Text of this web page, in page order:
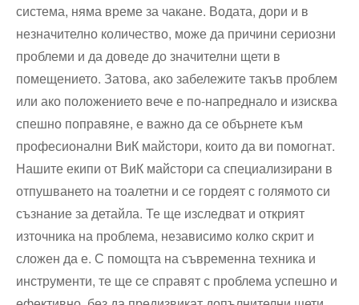
система, няма време за чакане. Водата, дори и в
незначително количество, може да причини сериозни
проблеми и да доведе до значителни щети в
помещението. Затова, ако забележите такъв проблем
или ако положението вече е по-напреднало и изисква
спешно поправяне, е важно да се обърнете към
професионални ВиК майстори, които да ви помогнат.
Нашите екипи от ВиК майстори са специализирани в
отпушването на тоалетни и се гордеят с голямото си
съзнание за детайла. Те ще изследват и открият
източника на проблема, независимо колко скрит и
сложен да е. С помощта на съвременна техника и
инструменти, те ще се справят с проблема успешно и